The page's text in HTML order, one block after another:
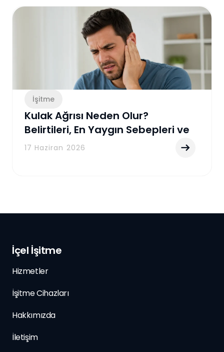
İşitme
Kulak Ağrısı Neden Olur?
Belirtileri, En Yaygın Sebepleri ve
Etkili Tedavi Yöntemleri
17 Haziran 2026
İçel İşitme
Hizmetler
İşitme Cihazları
Hakkımızda
İletişim